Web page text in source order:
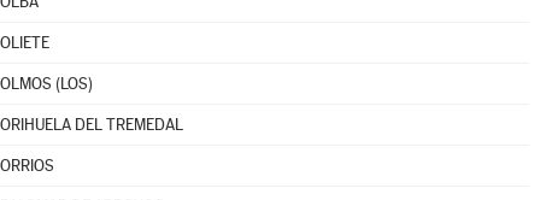
OLIETE
OLMOS (LOS)
ORIHUELA DEL TREMEDAL
ORRIOS